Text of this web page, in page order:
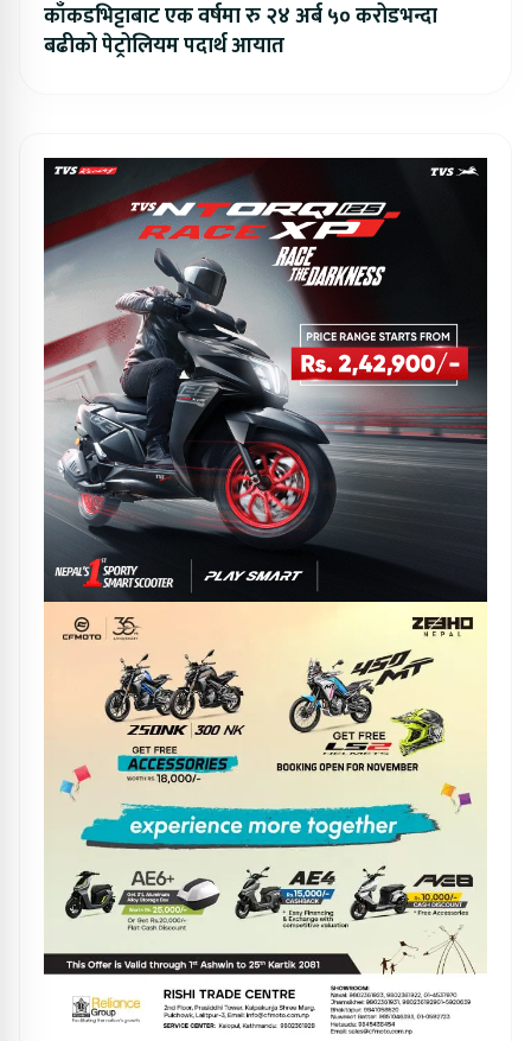
काँकडभिट्टाबाट एक वर्षमा रु २४ अर्ब ५० करोडभन्दा
बढीको पेट्रोलियम पदार्थ आयात